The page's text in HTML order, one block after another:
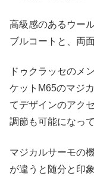
高級感のあるウー
ブルコートと、両
ドゥクラッセのメ
ケットM65のマジ
てデザインのアク
調節も可能になっ
マジカルサーモの
が違うと随分と印